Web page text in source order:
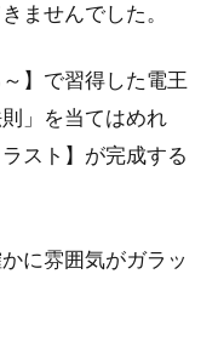
ませんでした。
】で習得した電王
」を当てはめれ
スト】が完成する
に雰囲気がガラッ